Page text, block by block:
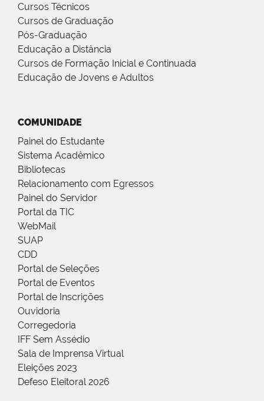
Cursos Técnicos
Cursos de Graduação
Pós-Graduação
Educação a Distância
Cursos de Formação Inicial e Continuada
Educação de Jovens e Adultos
COMUNIDADE
Painel do Estudante
Sistema Acadêmico
Bibliotecas
Relacionamento com Egressos
Painel do Servidor
Portal da TIC
WebMail
SUAP
CDD
Portal de Seleções
Portal de Eventos
Portal de Inscrições
Ouvidoria
Corregedoria
IFF Sem Assédio
Sala de Imprensa Virtual
Eleições 2023
Defeso Eleitoral 2026